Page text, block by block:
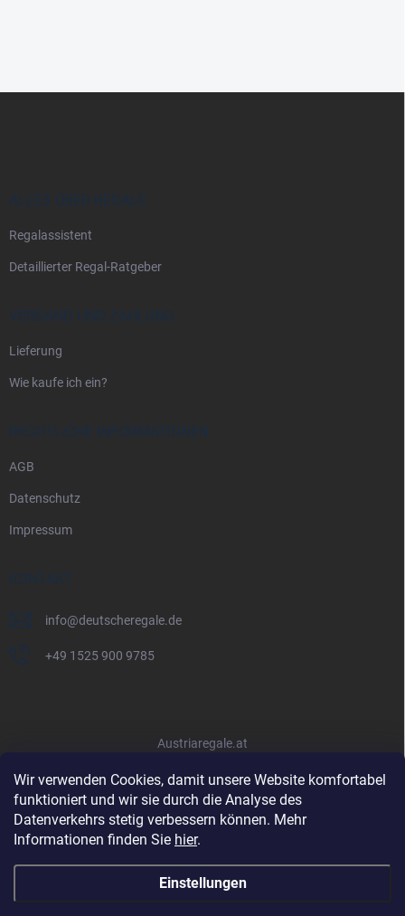
Wir verwenden Cookies, damit unsere Website komfortabel
funktioniert und wir sie durch die Analyse des
Datenverkehrs stetig verbessern können. Mehr
Informationen finden Sie hier.
Einstellungen
ALLES ÜBER REGALE
Regalassistent
Detaillierter Regal-Ratgeber
VERSAND UND ZAHLUNG
Lieferung
Wie kaufe ich ein?
RECHTLICHE INFORMATIONEN
AGB
Datenschutz
Impressum
KONTAKT
info@deutscheregale.de
+49 1525 900 9785
Austriaregale.at